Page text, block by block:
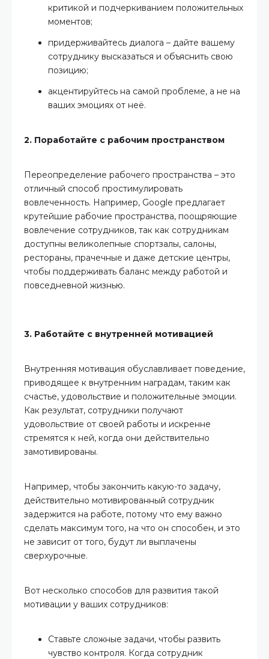
критикой и подчеркиванием положительных
моментов;
придерживайтесь диалога – дайте вашему
сотруднику высказаться и объяснить свою
позицию;
акцентируйтесь на самой проблеме, а не на
ваших эмоциях от неё.
2. Поработайте с рабочим пространством
Переопределение рабочего пространства – это
отличный способ простимулировать
вовлеченность. Например, Google предлагает
крутейшие рабочие пространства, поощряющие
вовлечение сотрудников, так как сотрудникам
доступны великолепные спортзалы, салоны,
рестораны, прачечные и даже детские центры,
чтобы поддерживать баланс между работой и
повседневной жизнью.
3. Работайте с внутренней мотивацией
Внутренняя мотивация обуславливает поведение,
приводящее к внутренним наградам, таким как
счастье, удовольствие и положительные эмоции.
Как результат, сотрудники получают
удовольствие от своей работы и искренне
стремятся к ней, когда они действительно
замотивированы.
Например, чтобы закончить какую-то задачу,
действительно мотивированный сотрудник
задержится на работе, потому что ему важно
сделать максимум того, на что он способен, и это
не зависит от того, будут ли выплачены
сверхурочные.
Вот несколько способов для развития такой
мотивации у ваших сотрудников:
Ставьте сложные задачи, чтобы развить
чувство контроля. Когда сотрудник